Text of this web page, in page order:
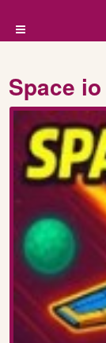
Space io